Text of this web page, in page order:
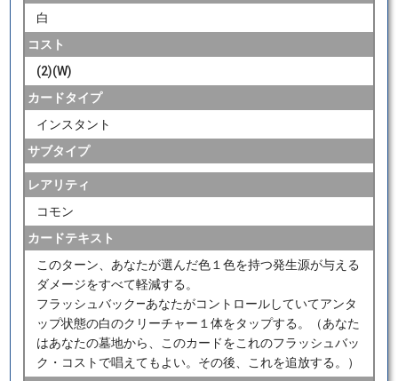
白
コスト
(2)(W)
カードタイプ
インスタント
サブタイプ
レアリティ
コモン
カードテキスト
このターン、あなたが選んだ色１色を持つ発生源が与える
ダメージをすべて軽減する。
フラッシュバック―あなたがコントロールしていてアンタ
ップ状態の白のクリーチャー１体をタップする。（あなた
はあなたの墓地から、このカードをこれのフラッシュバッ
ク・コストで唱えてもよい。その後、これを追放する。）